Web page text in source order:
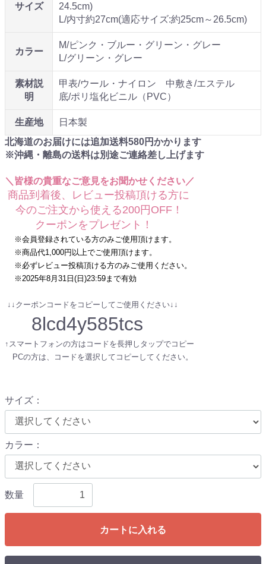
サイズ
24.5cm)
L/内寸約27cm(適応サイズ:約25cm～26.5cm)
カラー
M/ピンク・ブルー・グリーン・グレー
L/グリーン・グレー
素材説
明
甲表/ウール・ナイロン 中敷き/エステル
底/ポリ塩化ビニル（PVC）
生産地
日本製
北海道のお届けには追加送料580円かかります
※沖縄・離島の送料は別途ご連絡差し上げます
＼皆様の貴重なご意見をお聞かせください／
商品到着後、レビュー投稿頂ける方に
今のご注文から使える200円OFF！
クーポンをプレゼント！
※会員登録されている方のみご使用頂けます。
※商品代1,000円以上でご使用頂けます。
※必ずレビュー投稿頂ける方のみご使用ください。
※2025年8月31日(日)23:59まで有効
↓↓クーポンコードをコピーしてご使用ください↓↓
8lcd4y585tcs
↑スマートフォンの方はコードを長押しタップでコピー
PCの方は、コードを選択してコピーしてください。
サイズ ：
カラー ：
数量
カートに入れる